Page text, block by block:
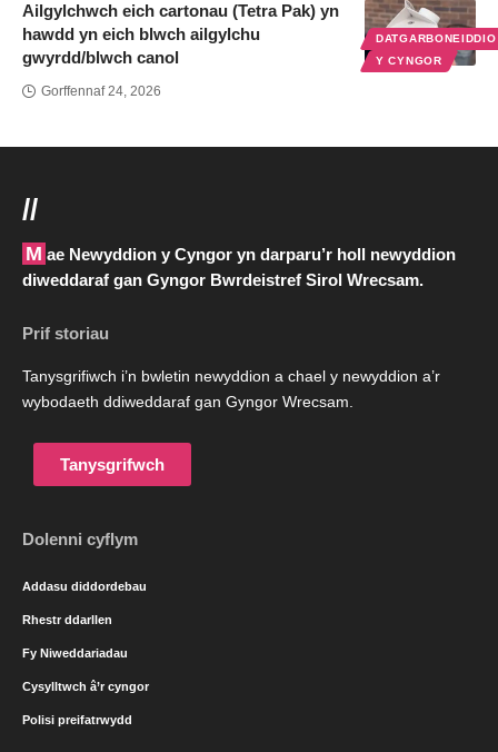
Y CYNGOR
Ailgylchwch eich cartonau (Tetra Pak) yn
hawdd yn eich blwch ailgylchu
gwyrdd/blwch canol
Gorffennaf 24, 2026
//
Mae Newyddion y Cyngor yn darparu’r holl newyddion
diweddaraf gan Gyngor Bwrdeistref Sirol Wrecsam.
Prif storiau
Tanysgrifiwch i’n bwletin newyddion a chael y newyddion a’r
wybodaeth ddiweddaraf gan Gyngor Wrecsam.
Tanysgrifwch
Dolenni cyflym
Addasu diddordebau
Rhestr ddarllen
Fy Niweddariadau
Cysylltwch â’r cyngor
Polisi preifatrwydd